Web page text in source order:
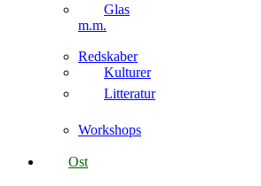
Glas
m.m.
Redskaber
Kulturer
Litteratur
Workshops
Ost